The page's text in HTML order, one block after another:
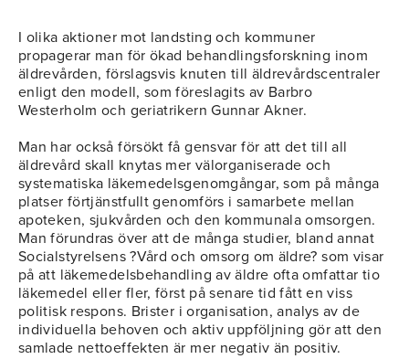
I olika aktioner mot landsting och kommuner
propagerar man för ökad behandlingsforskning inom
äldrevården, förslagsvis knuten till äldrevårdscentraler
enligt den modell, som föreslagits av Barbro
Westerholm och geriatrikern Gunnar Akner.
Man har också försökt få gensvar för att det till all
äldrevård skall knytas mer välorganiserade och
systematiska läkemedelsgenomgångar, som på många
platser förtjänstfullt genomförs i samarbete mellan
apoteken, sjukvården och den kommunala omsorgen.
Man förundras över att de många studier, bland annat
Socialstyrelsens ?Vård och omsorg om äldre? som visar
på att läkemedelsbehandling av äldre ofta omfattar tio
läkemedel eller fler, först på senare tid fått en viss
politisk respons. Brister i organisation, analys av de
individuella behoven och aktiv uppföljning gör att den
samlade nettoeffekten är mer negativ än positiv.